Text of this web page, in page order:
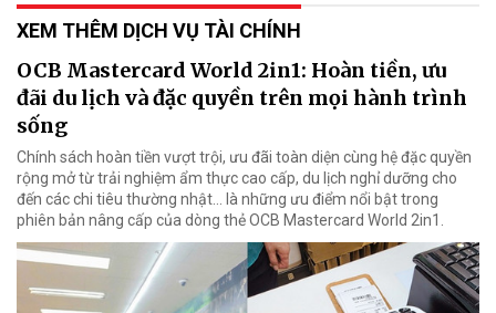
XEM THÊM DỊCH VỤ TÀI CHÍNH
OCB Mastercard World 2in1: Hoàn tiền, ưu
đãi du lịch và đặc quyền trên mọi hành trình
sống
Chính sách hoàn tiền vượt trội, ưu đãi toàn diện cùng hệ đặc quyền
rộng mở từ trải nghiệm ẩm thực cao cấp, du lịch nghỉ dưỡng cho
đến các chi tiêu thường nhật… là những ưu điểm nổi bật trong
phiên bản nâng cấp của dòng thẻ OCB Mastercard World 2in1.